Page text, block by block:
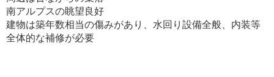
南アルプスの眺望良好
建物は築年数相当の傷みがあり、水回り設備全般、内装等
全体的な補修が必要